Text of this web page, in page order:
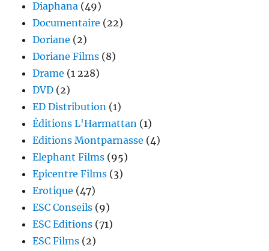
Diaphana (49)
Documentaire (22)
Doriane (2)
Doriane Films (8)
Drame (1 228)
DVD (2)
ED Distribution (1)
Éditions L'Harmattan (1)
Editions Montparnasse (4)
Elephant Films (95)
Epicentre Films (3)
Erotique (47)
ESC Conseils (9)
ESC Editions (71)
ESC Films (2)